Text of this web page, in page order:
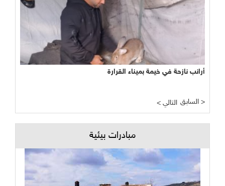
أرانب نازحة في خيمة بميناء القرارة
< التالي السابق >
مبادرات بيئية